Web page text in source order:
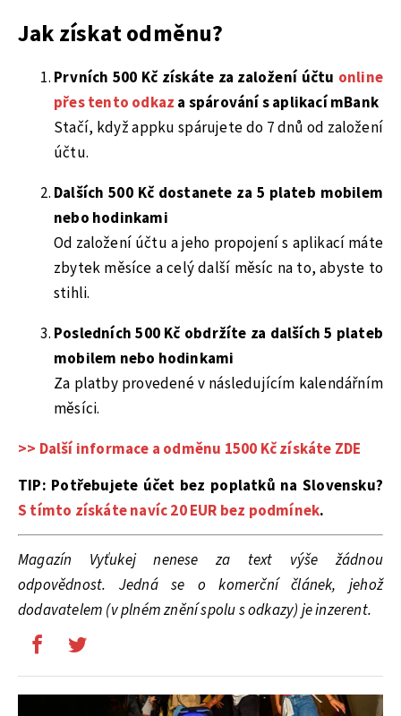
Jak získat odměnu?
Prvních 500 Kč získáte za založení účtu online
přes tento odkaz a spárování s aplikací mBank
Stačí, když appku spárujete do 7 dnů od založení
účtu.
Dalších 500 Kč dostanete za 5 plateb mobilem
nebo hodinkami
Od založení účtu a jeho propojení s aplikací máte
zbytek měsíce a celý další měsíc na to, abyste to
stihli.
Posledních 500 Kč obdržíte za dalších 5 plateb
mobilem nebo hodinkami
Za platby provedené v následujícím kalendářním
měsíci.
>> Další informace a odměnu 1500 Kč získáte ZDE
TIP: Potřebujete účet bez poplatků na Slovensku?
S tímto získáte navíc 20 EUR bez podmínek.
Magazín Vyťukej nenese za text výše žádnou
odpovědnost. Jedná se o komerční článek, jehož
dodavatelem (v plném znění spolu s odkazy) je inzerent.